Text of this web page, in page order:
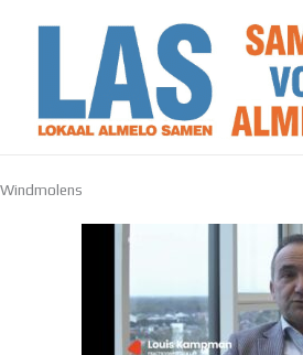
Windmolens